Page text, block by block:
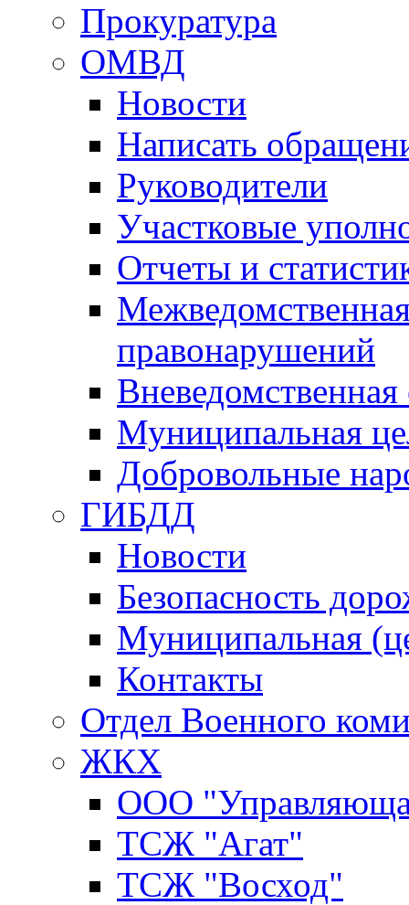
Прокуратура
ОМВД
Новости
Написать
Руководители
Участковые
Отчеты и
правонарушений
Вневедомственная
Муниципальная
Добровольные
ГИБДД
Новости
Безопасность
Муниципальная
Контакты
Отдел Военного
ЖКХ
ООО
ТСЖ "Агат"
ТСЖ "Восход"